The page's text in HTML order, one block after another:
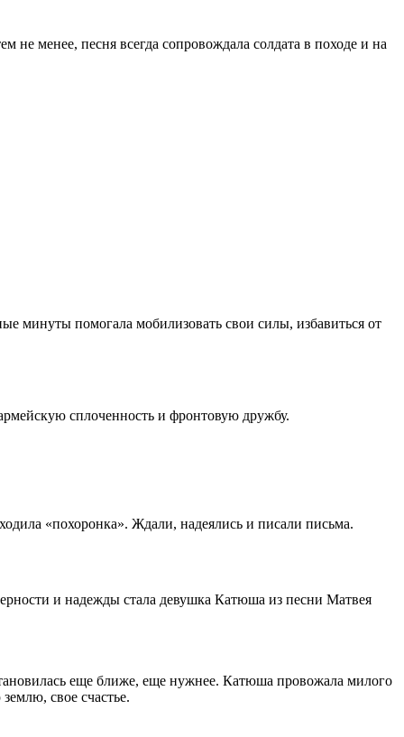
менее, песня всегда сопровождала солдата в походе и на
минуты помогала мобилизовать свои силы, избавиться от
сплоченность и фронтовую дружбу.
«похоронка». Ждали, надеялись и писали письма.
и надежды стала девушка Катюша из песни Матвея
еще ближе, еще нужнее. Катюша провожала милого
свое счастье.